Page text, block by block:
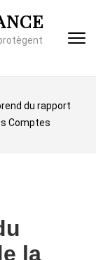
du rapport
Comptes
la